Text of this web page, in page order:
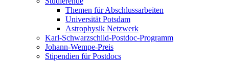
Themen für Abschlussarbeiten
Universität Potsdam
Astrophysik Netzwerk
Karl-Schwarzschild-Postdoc-Programm
Johann-Wempe-Preis
Stipendien für Postdocs